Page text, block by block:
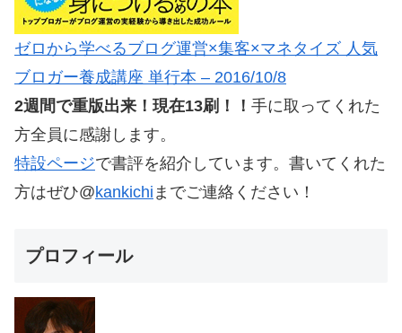
ゼロから学べるブログ運営×集客×マネタイズ 人気
ブロガー養成講座 単行本 – 2016/10/8
2週間で重版出来！現在13刷！！ 手に取ってくれた
方全員に感謝します。
特設ページで書評を紹介しています。書いてくれた
方はぜひ@kankichi までご連絡ください！
プロフィール